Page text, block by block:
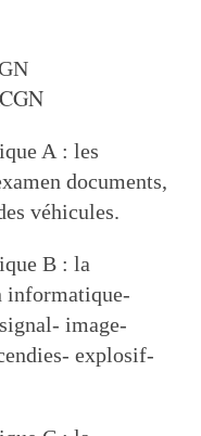
A : les
documents,
véhicules.
B : la
informatique-
image-
explosif-